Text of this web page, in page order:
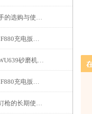
威克士WU639砂磨机日常维护与保养方法